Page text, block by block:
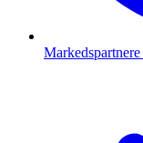
Markedspartnere